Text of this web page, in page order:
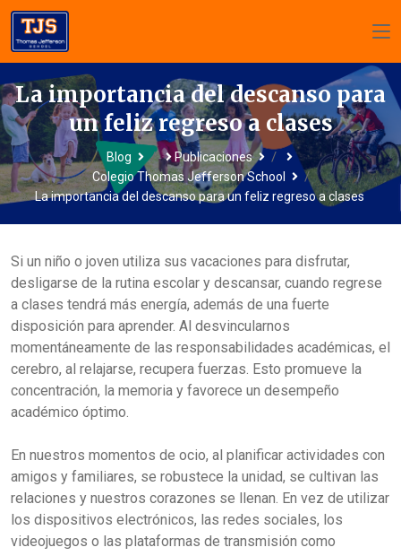
La importancia del descanso para
un feliz regreso a clases
Blog / Publicaciones /
Colegio Thomas Jefferson School /
La importancia del descanso para un feliz regreso a clases
Si un niño o joven utiliza sus vacaciones para disfrutar,
desligarse de la rutina escolar y descansar, cuando regrese
a clases tendrá más energía, además de una fuerte
disposición para aprender. Al desvincularnos
momentáneamente de las responsabilidades académicas, el
cerebro, al relajarse, recupera fuerzas. Esto promueve la
concentración, la memoria y favorece un desempeño
académico óptimo.
En nuestros momentos de ocio, al planificar actividades con
amigos y familiares, se robustece la unidad, se cultivan las
relaciones y nuestros corazones se llenan. En vez de utilizar
los dispositivos electrónicos, las redes sociales, los
videojuegos o las plataformas de transmisión como